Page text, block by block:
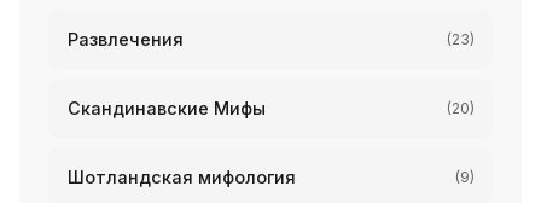
Развлечения (23)
Скандинавские Мифы (20)
Шотландская мифология (9)